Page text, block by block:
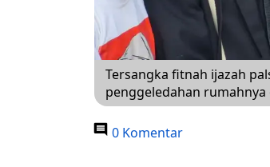
Tersangka fitnah ijazah
penggeledahan rumahnya
0 Komentar